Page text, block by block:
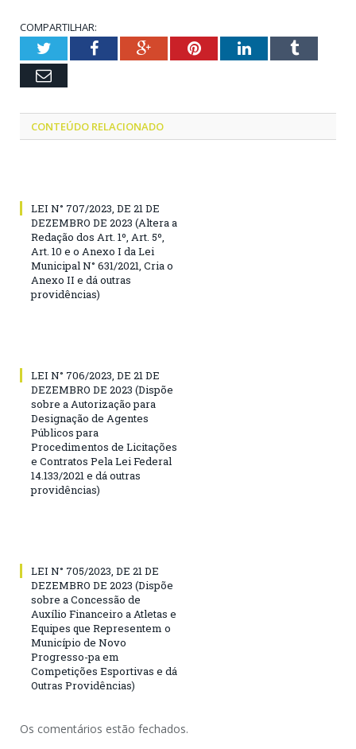
COMPARTILHAR:
TwitterFacebookGoogle+PinterestLinkedInTumblr
Email
CONTEÚDO RELACIONADO
LEI N° 707/2023, DE 21 DE
DEZEMBRO DE 2023 (Altera a
Redação dos Art. 1º, Art. 5º,
Art. 10 e o Anexo I da Lei
Municipal N° 631/2021, Cria o
Anexo II e dá outras
providências)
LEI N° 706/2023, DE 21 DE
DEZEMBRO DE 2023 (Dispõe
sobre a Autorização para
Designação de Agentes
Públicos para
Procedimentos de Licitações
e Contratos Pela Lei Federal
14.133/2021 e dá outras
providências)
LEI N° 705/2023, DE 21 DE
DEZEMBRO DE 2023 (Dispõe
sobre a Concessão de
Auxílio Financeiro a Atletas e
Equipes que Representem o
Município de Novo
Progresso-pa em
Competições Esportivas e dá
Outras Providências)
Os comentários estão fechados.